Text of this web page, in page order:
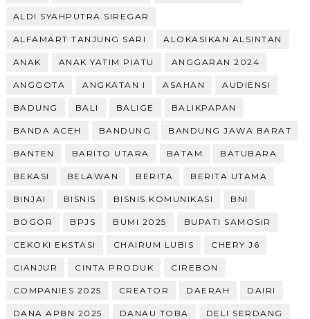
ALDI SYAHPUTRA SIREGAR
ALFAMART TANJUNG SARI ALOKASIKAN ALSINTAN
ANAK ANAK YATIM PIATU ANGGARAN 2024
ANGGOTA ANGKATAN I ASAHAN AUDIENSI
BADUNG BALI BALIGE BALIKPAPAN
BANDA ACEH BANDUNG BANDUNG JAWA BARAT
BANTEN BARITO UTARA BATAM BATUBARA
BEKASI BELAWAN BERITA BERITA UTAMA
BINJAI BISNIS BISNIS KOMUNIKASI BNI
BOGOR BPJS BUMI 2025 BUPATI SAMOSIR
CEKOKI EKSTASI CHAIRUM LUBIS CHERY J6
CIANJUR CINTA PRODUK CIREBON
COMPANIES 2025 CREATOR DAERAH DAIRI
DANA APBN 2025 DANAU TOBA DELI SERDANG